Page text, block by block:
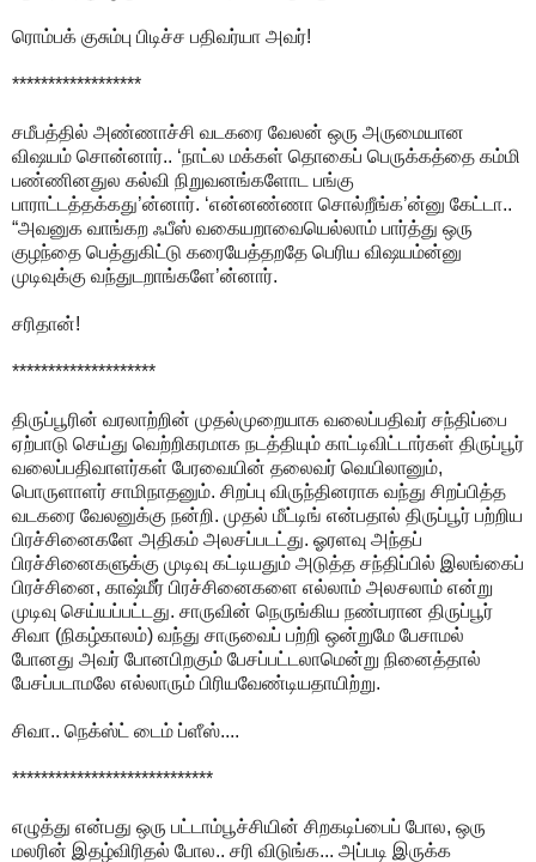
ரொம்பக் குசும்பு பிடிச்ச பதிவர்யா அவர்!
******************
சமீபத்தில் அண்ணாச்சி வடகரை வேலன் ஒரு அருமையான
விஷயம் சொன்னார்.. ‘நாட்ல மக்கள் தொகைப் பெருக்கத்தை கம்மி
பண்ணினதுல கல்வி நிறுவனங்களோட பங்கு
பாராட்டத்தக்கது’ன்னார். ‘என்னண்ணா சொல்றீங்க’ன்னு கேட்டா..
“அவனுக வாங்கற ஃபீஸ் வகையறாவையெல்லாம் பார்த்து ஒரு
குழந்தை பெத்துகிட்டு கரையேத்தறதே பெரிய விஷயம்ன்னு
முடிவுக்கு வந்துடறாங்களே’ன்னார்.
சரிதான்!
********************
திருப்பூரின் வரலாற்றின் முதல்முறையாக வலைப்பதிவர் சந்திப்பை
ஏற்பாடு செய்து வெற்றிகரமாக நடத்தியும் காட்டிவிட்டார்கள் திருப்பூர்
வலைப்பதிவாளர்கள் பேரவையின் தலைவர் வெயிலானும்,
பொருளாளர் சாமிநாதனும். சிறப்பு விருந்தினராக வந்து சிறப்பித்த
வடகரை வேலனுக்கு நன்றி. முதல் மீட்டிங் என்பதால் திருப்பூர் பற்றிய
பிரச்சினைகளே அதிகம் அலசப்படட்து. ஓரளவு அந்தப்
பிரச்சினைகளுக்கு முடிவு கட்டியதும் அடுத்த சந்திப்பில் இலங்கைப்
பிரச்சினை, காஷ்மீர் பிரச்சினைகளை எல்லாம் அலசலாம் என்று
முடிவு செய்யப்பட்டது. சாருவின் நெருங்கிய நண்பரான திருப்பூர்
சிவா (நிகழ்காலம்) வந்து சாருவைப் பற்றி ஒன்றுமே பேசாமல்
போனது அவர் போனபிறகும் பேசப்பட்டலாமென்று நினைத்தால்
பேசப்படாமலே எல்லாரும் பிரியவேண்டியதாயிற்று.
சிவா.. நெக்ஸ்ட் டைம் ப்ளீஸ்....
****************************
எழுத்து என்பது ஒரு பட்டாம்பூச்சியின் சிறகடிப்பைப் போல, ஒரு
மலரின் இதழ்விரிதல் போல.. சரி விடுங்க... அப்படி இருக்க